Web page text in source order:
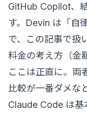
GitHub Copilot、
す。Devin は「自
で、この記事で扱
料金の考え方（金
ここは正直に。両
比較が一番ダメな
Claude Code は基